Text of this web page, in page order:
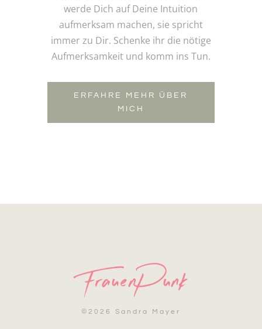
werde Dich auf Deine Intuition
aufmerksam machen, sie spricht
immer zu Dir. Schenke ihr die nötige
Aufmerksamkeit und komm ins Tun.
ERFAHRE MEHR ÜBER
MICH
© 2026 Sandra Mayer